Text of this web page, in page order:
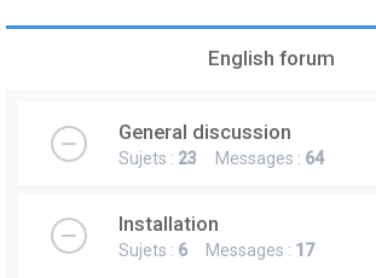
English forum
General discussion
Sujets : 23 Messages : 64
Installation
Sujets : 6 Messages : 17